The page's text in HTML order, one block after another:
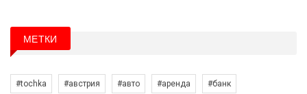
МЕТКИ
#tochka #австрия #авто #аренда #банк